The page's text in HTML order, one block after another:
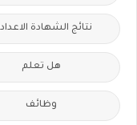
نتائج الشهادة
هل تعلم
وظائف